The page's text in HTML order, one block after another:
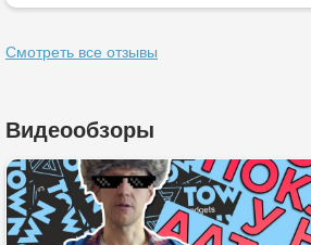
Смотреть все отзывы
Видеообзоры